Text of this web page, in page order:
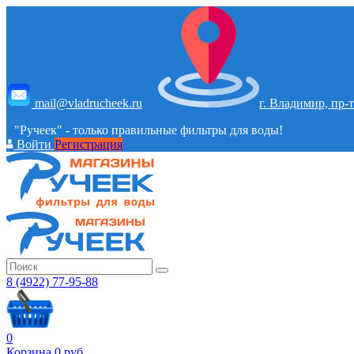
mail@vladrucheek.ru
г. Владимир, пр-
"Ручеек" - только правильные фильтры для воды!
ВойтиРегистрация
8 (4922) 77-95-88
0